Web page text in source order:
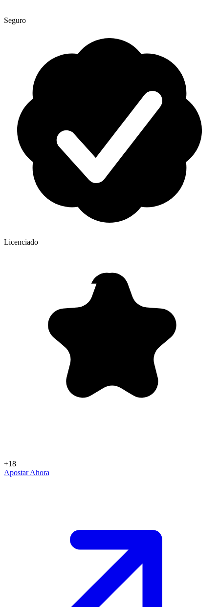
Seguro
Licenciado
+18
Apostar Ahora